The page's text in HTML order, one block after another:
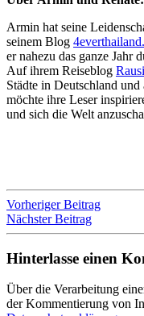
Armin hat seine
seinem Blog
er nahezu das ganze Jahr
Auf ihrem Reiseblog
Städte in Deutschland
möchte ihre Leser
und sich die Welt
Vorheriger Beitrag
Nächster Beitrag
Hinterlasse einen
Über die Verarbeitung
der Kommentierung von